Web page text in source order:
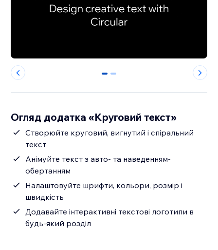
0 1
Огляд додатка «Круговий текст»
Створюйте круговий, вигнутий і спіральний
текст
Анімуйте текст з авто- та наведенням-
обертанням
Налаштовуйте шрифти, кольори, розмір і
швидкість
Додавайте інтерактивні текстові логотипи в
будь-який розділ